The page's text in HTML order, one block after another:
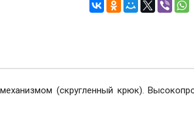
(скругленный крюк).